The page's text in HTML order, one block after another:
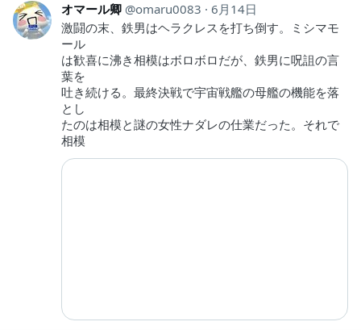
オマール卿 omaru0083
6月14日
激闘の末、鉄男はヘラクレスを打ち倒す。ミシマモ
ール
は歓喜に沸き相模はボロボロだが、鉄男に呪詛の言
葉を
吐き続ける。最終決戦で宇宙戦艦の母艦の機能を落
とし
たのは相模と謎の女性ナダレの仕業だった。それで
相模